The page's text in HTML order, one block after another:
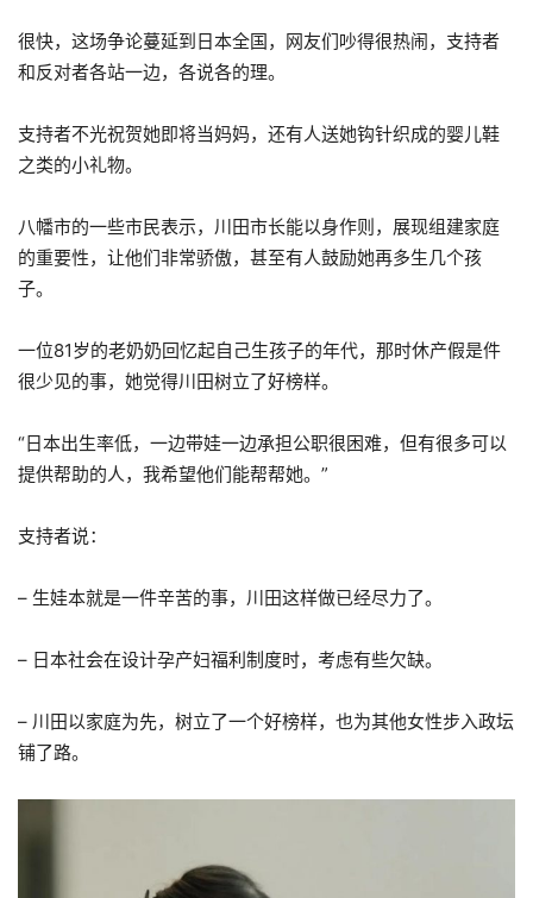
很快，这场争论蔓延到日本全国，网友们吵得很热闹，支持者
和反对者各站一边，各说各的理。
支持者不光祝贺她即将当妈妈，还有人送她钩针织成的婴儿鞋
之类的小礼物。
八幡市的一些市民表示，川田市长能以身作则，展现组建家庭
的重要性，让他们非常骄傲，甚至有人鼓励她再多生几个孩
子。
一位81岁的老奶奶回忆起自己生孩子的年代，那时休产假是件
很少见的事，她觉得川田树立了好榜样。
“日本出生率低，一边带娃一边承担公职很困难，但有很多可以
提供帮助的人，我希望他们能帮帮她。”
支持者说：
– 生娃本就是一件辛苦的事，川田这样做已经尽力了。
– 日本社会在设计孕产妇福利制度时，考虑有些欠缺。
– 川田以家庭为先，树立了一个好榜样，也为其他女性步入政坛
铺了路。